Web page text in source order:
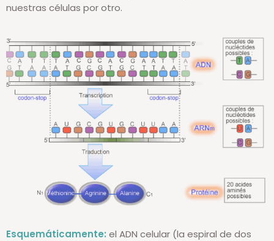
nuestras células por otro.
Esquemáticamente: el ADN celular (la espiral de dos